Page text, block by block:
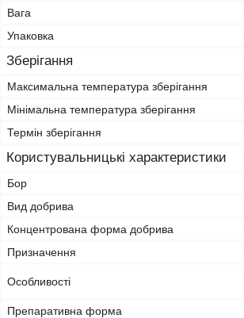
Вага
Упаковка
Зберігання
Максимальна температура зберігання
Мінімальна температура зберігання
Термін зберігання
Користувальницькі характеристики
Бор
Вид добрива
Концентрована форма добрива
Призначення
Особливості
Препаративна форма